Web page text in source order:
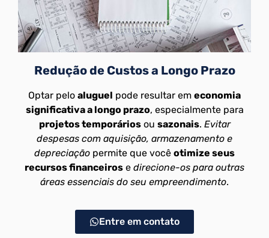
Redução de Custos a Longo Prazo
Optar pelo aluguel pode resultar em economia
significativa a longo prazo, especialmente para
projetos temporáriosou sazonais. Evitar
despesas com aquisição, armazenamento e
depreciação permite que você otimize seus
recursos financeiros e direcione-os para outras
áreas essenciais do seu empreendimento.
Entre em contato